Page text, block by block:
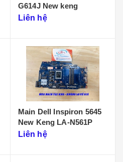
G614J New keng
Liên hệ
Main Dell Inspiron 5645
New Keng LA-N561P
Liên hệ